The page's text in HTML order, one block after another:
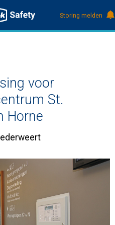
Storing melden
voor
St.
Horne